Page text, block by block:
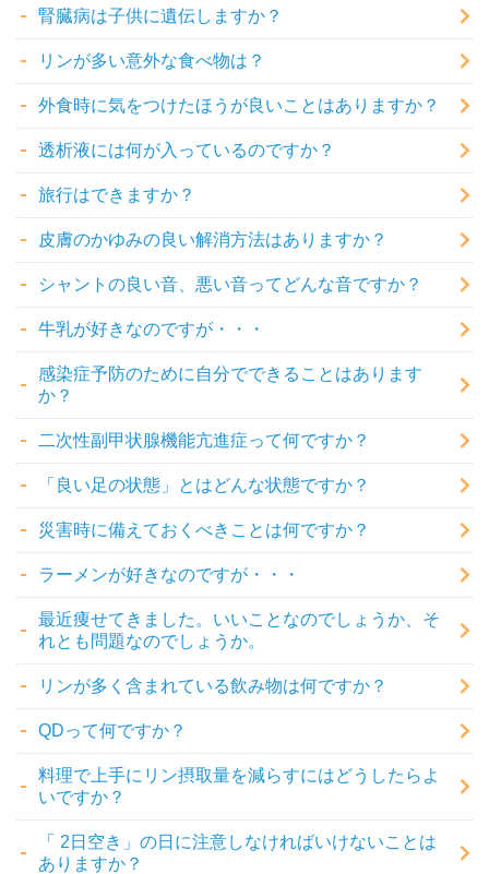
腎臓病は子供に遺伝しますか？
リンが多い意外な食べ物は？
外食時に気をつけたほうが良いことはありますか？
透析液には何が入っているのですか？
旅行はできますか？
皮膚のかゆみの良い解消方法はありますか？
シャントの良い音、悪い音ってどんな音ですか？
牛乳が好きなのですが・・・
感染症予防のために自分でできることはあります
か？
二次性副甲状腺機能亢進症って何ですか？
「良い足の状態」とはどんな状態ですか？
災害時に備えておくべきことは何ですか？
ラーメンが好きなのですが・・・
最近痩せてきました。いいことなのでしょうか、そ
れとも問題なのでしょうか。
リンが多く含まれている飲み物は何ですか？
QDって何ですか？
料理で上手にリン摂取量を減らすにはどうしたらよ
いですか？
「 2日空き」の日に注意しなければいけないことは
ありますか？